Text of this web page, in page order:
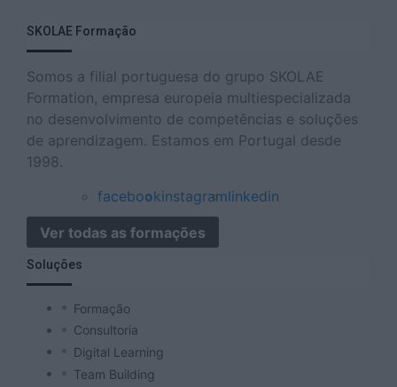
SKOLAE Formação
Somos a filial portuguesa do grupo SKOLAE
Formation, empresa europeia multiespecializada
no desenvolvimento de competências e soluções
de aprendizagem. Estamos em Portugal desde
1998.
facebookinstagramlinkedin
Ver todas as formações
Soluções
Formação
Consultoria
Digital Learning
Team Building